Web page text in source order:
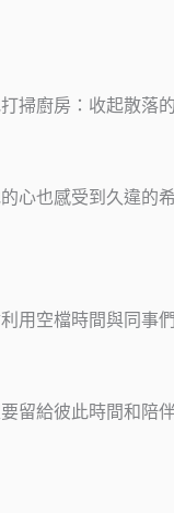
廚房：收起散落
心也感受到久違的
用空檔時間與同事
留給彼此時間和陪